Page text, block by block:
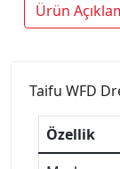
Ürün
Taifu WFD
Özellik